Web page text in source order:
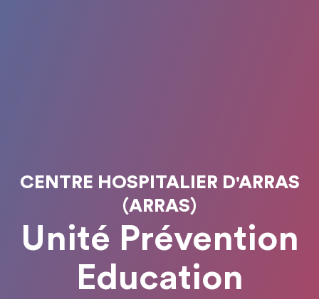
CENTRE HOSPITALIER D'ARRAS
(ARRAS)
Unité Prévention
Education